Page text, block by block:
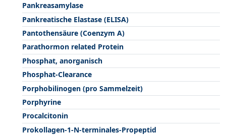
Pankreasamylase
Pankreatische Elastase (ELISA)
Pantothensäure (Coenzym A)
Parathormon related Protein
Phosphat, anorganisch
Phosphat-Clearance
Porphobilinogen (pro Sammelzeit)
Porphyrine
Procalcitonin
Prokollagen-1-N-terminales-Propeptid